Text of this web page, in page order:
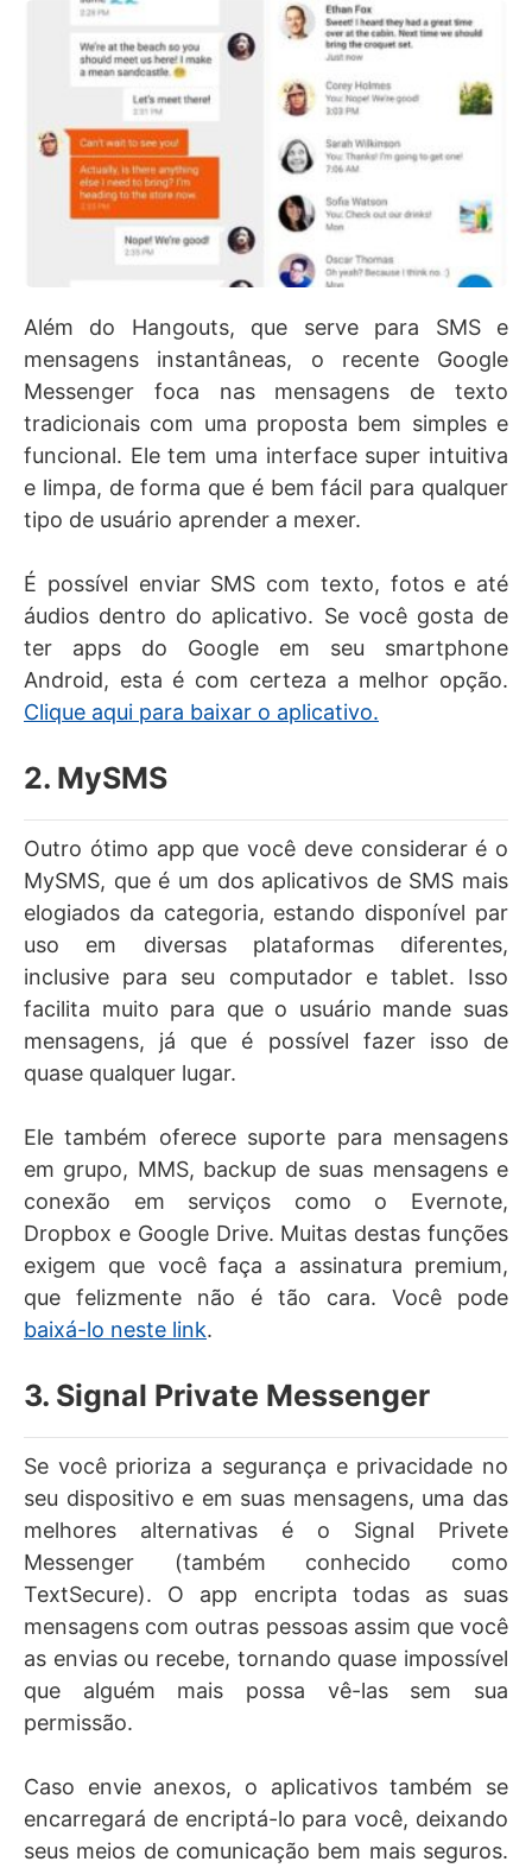
Além do Hangouts, que serve para SMS e
mensagens instantâneas, o recente Google
Messenger foca nas mensagens de texto
tradicionais com uma proposta bem simples e
funcional. Ele tem uma interface super intuitiva
e limpa, de forma que é bem fácil para qualquer
tipo de usuário aprender a mexer.
É possível enviar SMS com texto, fotos e até
áudios dentro do aplicativo. Se você gosta de
ter apps do Google em seu smartphone
Android, esta é com certeza a melhor opção.
Clique aqui para baixar o aplicativo.
2. MySMS
Outro ótimo app que você deve considerar é o
MySMS, que é um dos aplicativos de SMS mais
elogiados da categoria, estando disponível par
uso em diversas plataformas diferentes,
inclusive para seu computador e tablet. Isso
facilita muito para que o usuário mande suas
mensagens, já que é possível fazer isso de
quase qualquer lugar.
Ele também oferece suporte para mensagens
em grupo, MMS, backup de suas mensagens e
conexão em serviços como o Evernote,
Dropbox e Google Drive. Muitas destas funções
exigem que você faça a assinatura premium,
que felizmente não é tão cara. Você pode
baixá-lo neste link.
3. Signal Private Messenger
Se você prioriza a segurança e privacidade no
seu dispositivo e em suas mensagens, uma das
melhores alternativas é o Signal Privete
Messenger (também conhecido como
TextSecure). O app encripta todas as suas
mensagens com outras pessoas assim que você
as envias ou recebe, tornando quase impossível
que alguém mais possa vê-las sem sua
permissão.
Caso envie anexos, o aplicativos também se
encarregará de encriptá-lo para você, deixando
seus meios de comunicação bem mais seguros.